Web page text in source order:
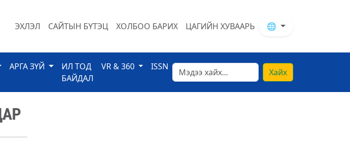
ЭХЛЭЛ САЙТЫН БҮТЭЦ ХОЛБОО БАРИХ ЦАГИЙН ХУВААРЬ 🌐
АРГА ЗҮЙ
ИЛ ТОД
БАЙДАЛ
VR & 360 ISSN
Хайх